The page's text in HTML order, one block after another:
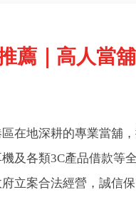
薦｜高人當
在地深耕的專業當舖
及各類3C產品借款等
立案合法經營，誠信